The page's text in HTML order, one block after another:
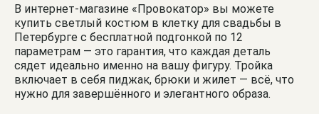
В интернет-магазине «Провокатор» вы можете
купить светлый костюм в клетку для свадьбы в
Петербурге с бесплатной подгонкой по 12
параметрам — это гарантия, что каждая деталь
сядет идеально именно на вашу фигуру. Тройка
включает в себя пиджак, брюки и жилет — всё, что
нужно для завершённого и элегантного образа.